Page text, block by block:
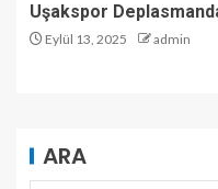
Uşakspor
Eylül 13, 2025 admin
ARA